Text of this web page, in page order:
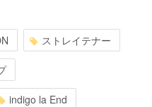
ストレイテナー
indigo la End